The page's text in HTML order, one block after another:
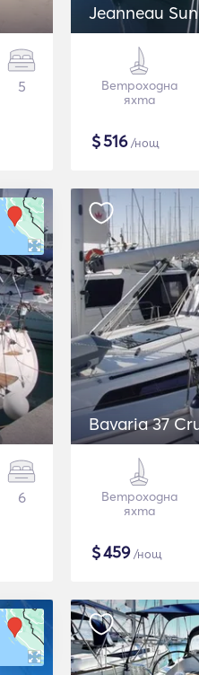
5
Jeanneau
Ветроходна
яхта
$516/нощ
6
Bavaria 37
Ветроходна
яхта
$459/нощ